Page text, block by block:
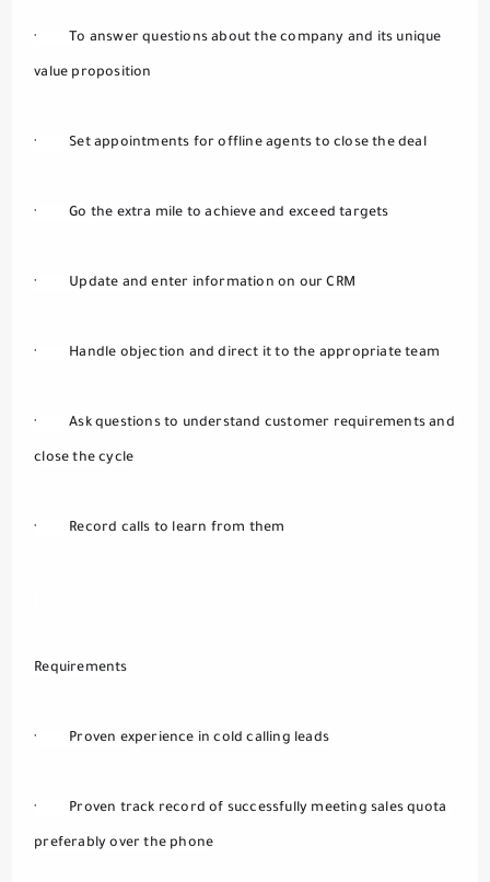
·         To answer questions about the company and its unique
value proposition
·         Set appointments for offline agents to close the deal
·         Go the extra mile to achieve and exceed targets
·         Update and enter information on our CRM
·         Handle objection and direct it to the appropriate team
·         Ask questions to understand customer requirements and
close the cycle
·         Record calls to learn from them
Requirements
·         Proven experience in cold calling leads
·         Proven track record of successfully meeting sales quota
preferably over the phone